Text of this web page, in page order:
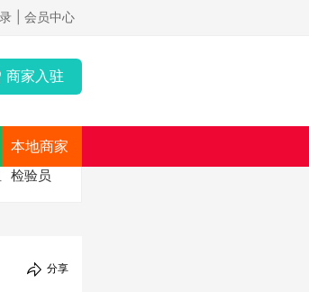
| 会员中心
商家入驻
本地商家
检验员
分享